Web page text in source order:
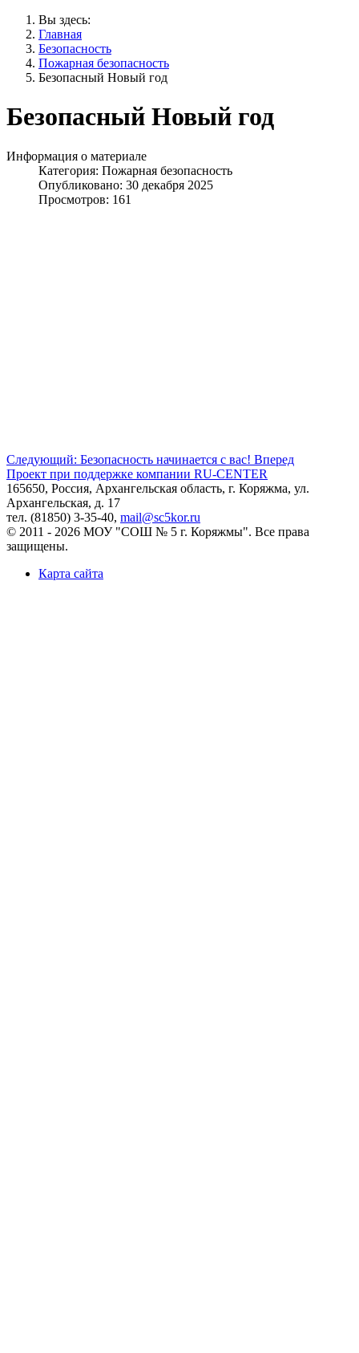
Вы здесь:
Главная
Безопасность
Пожарная безопасность
Безопасный Новый год
Безопасный Новый год
Информация о материале
Категория: Пожарная безопасность
Опубликовано: 30 декабря 2025
Просмотров: 161
Следующий: Безопасность начинается с вас! Вперед
Проект при поддержке компании RU-CENTER
165650, Россия, Архангельская область, г. Коряжма, ул.
Архангельская, д. 17
тел. (81850) 3-35-40, mail@sc5kor.ru
© 2011 - 2026 МОУ "СОШ № 5 г. Коряжмы". Все права
защищены.
Карта сайта